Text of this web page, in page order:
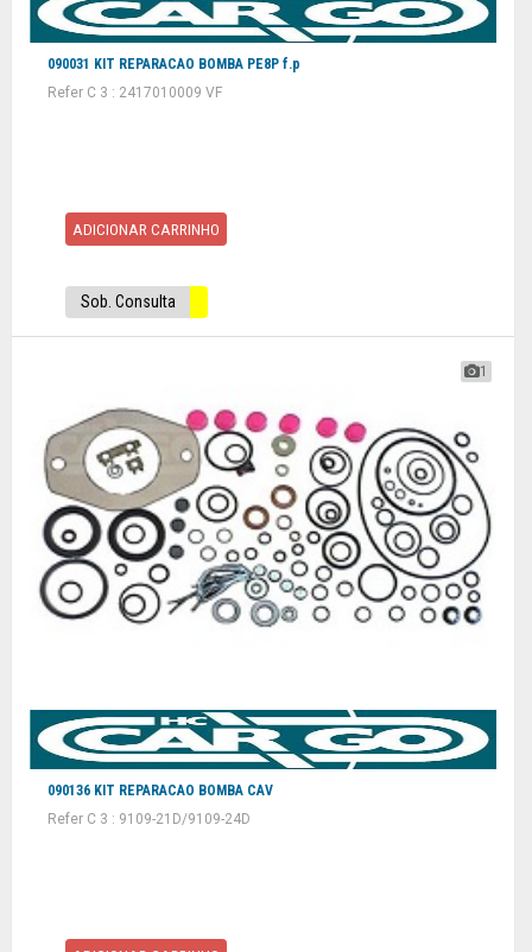
090031 KIT REPARACAO BOMBA PE8P f.p
Refer C 3 : 2417010009 VF
ADICIONAR CARRINHO
Sob. Consulta
1
090136 KIT REPARACAO BOMBA CAV
Refer C 3 : 9109-21D/9109-24D